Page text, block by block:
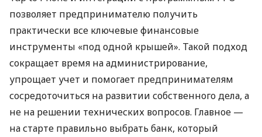
позволяет предпринимателю получить
практически все ключевые финансовые
инструменты «под одной крышей». Такой подход
сокращает время на администрирование,
упрощает учет и помогает предпринимателям
сосредоточиться на развитии собственного дела, а
не на решении технических вопросов. Главное —
на старте правильно выбрать банк, который